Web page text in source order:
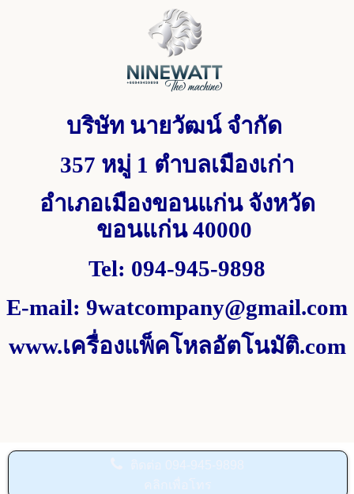
บริษัท นายวัฒน์ จำกัด
357 หมู่ 1 ตำบลเมืองเก่า
อำเภอเมืองขอนแก่น จังหวัด
ขอนแก่น40000
Tel: 094-945-9898
E-mail: 9watcompany@gmail.com
www.เครื่องแพ็คโหลอัตโนมัติ.com